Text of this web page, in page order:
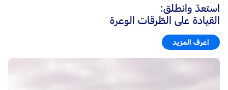
استعدّ وانطلق:
القيادة على الطّرقات الوعرة
اعرف المزيد